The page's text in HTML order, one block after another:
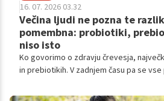
16. 07. 2026 03.32
Večina ljudi ne pozna te
pomembna: probiotiki,
niso isto
Ko govorimo o zdravju črevesja,
in prebiotikih. V zadnjem času pa se
stvari. Kakšna je razlika med njimi in